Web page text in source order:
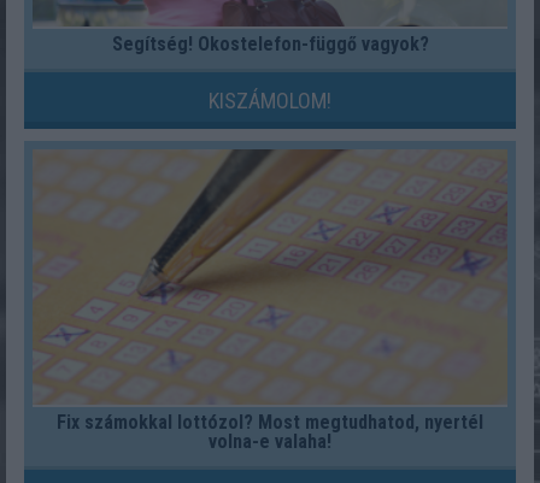
Segítség! Okostelefon-függő vagyok?
KISZÁMOLOM!
Fix számokkal lottózol? Most megtudhatod, nyertél
volna-e valaha!